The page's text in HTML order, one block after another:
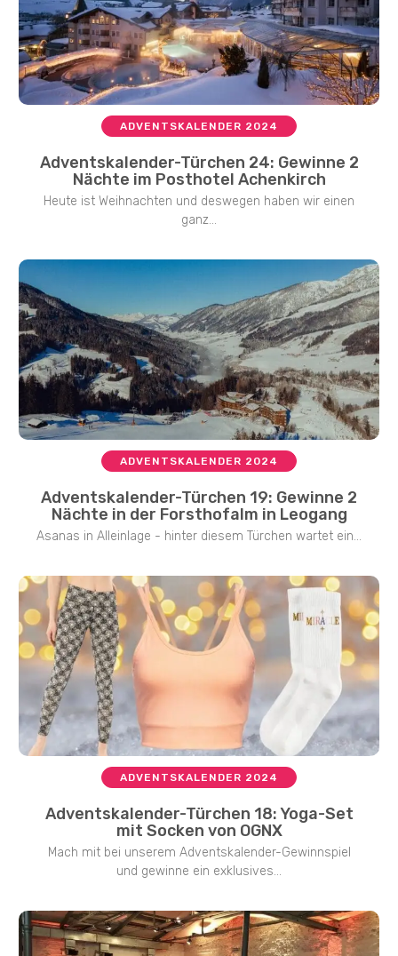
ADVENTSKALENDER 2024
Adventskalender-Türchen 24: Gewinne 2
Nächte im Posthotel Achenkirch
Heute ist Weihnachten und deswegen haben wir einen
ganz...
ADVENTSKALENDER 2024
Adventskalender-Türchen 19: Gewinne 2
Nächte in der Forsthofalm in Leogang
Asanas in Alleinlage - hinter diesem Türchen wartet ein...
ADVENTSKALENDER 2024
Adventskalender-Türchen 18: Yoga-Set
mit Socken von OGNX
Mach mit bei unserem Adventskalender-Gewinnspiel
und gewinne ein exklusives...